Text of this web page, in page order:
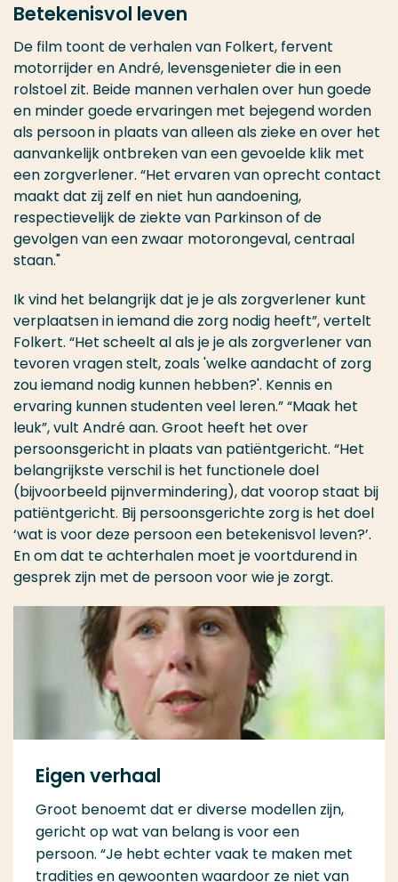
Betekenisvol leven
De film toont de verhalen van Folkert, fervent
motorrijder en André, levensgenieter die in een
rolstoel zit. Beide mannen verhalen over hun goede
en minder goede ervaringen met bejegend worden
als persoon in plaats van alleen als zieke en over het
aanvankelijk ontbreken van een gevoelde klik met
een zorgverlener. “Het ervaren van oprecht contact
maakt dat zij zelf en niet hun aandoening,
respectievelijk de ziekte van Parkinson of de
gevolgen van een zwaar motorongeval, centraal
staan."
Ik vind het belangrijk dat je je als zorgverlener kunt
verplaatsen in iemand die zorg nodig heeft”, vertelt
Folkert. “Het scheelt al als je je als zorgverlener van
tevoren vragen stelt, zoals 'welke aandacht of zorg
zou iemand nodig kunnen hebben?'. Kennis en
ervaring kunnen studenten veel leren.” “Maak het
leuk”, vult André aan. Groot heeft het over
persoonsgericht in plaats van patiëntgericht. “Het
belangrijkste verschil is het functionele doel
(bijvoorbeeld pijnvermindering), dat voorop staat bij
patiëntgericht. Bij persoonsgerichte zorg is het doel
‘wat is voor deze persoon een betekenisvol leven?’.
En om dat te achterhalen moet je voortdurend in
gesprek zijn met de persoon voor wie je zorgt.
Eigen verhaal
Groot benoemt dat er diverse modellen zijn,
gericht op wat van belang is voor een
persoon. “Je hebt echter vaak te maken met
tradities en gewoonten waardoor ze niet van